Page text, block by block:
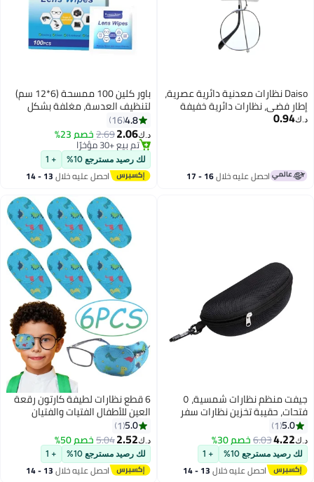
Daiso نظارات معدنية دائرية عصرية،
إطار فضي، نظارات دائرية خفيفة
الوزن للرجال والنساء، إكسسوار
د.ك‏0.94
احصل عليه خلال 16 - 17
باور كلين 100 ممسحة (6*12 سم)
لتنظيف العدسة، مغلفة بشكل
فردي، يمكن استخدامها لشاشة
الهاتف المحمول، الكمبيوتر اللوحي،
عدسة الكاميرا والشاشة الإلكترونية
الأخرى
4.8
16
د.ك‏2.06
2.69خصم 23%
#3 في مجموعة تنظيف العدسات
أقل سعر في السنة
تم بيع +30 مؤخرًا
#3 في مجموعة تنظيف العدسات
لك رصيد مسترجع 10% + 1
احصل عليه خلال 13 - 14
جيفت منظم نظارات شمسية، ٥
فتحات، حقيبة تخزين نظارات سفر
قابلة للطي، حامل نظارات معلق.
5.0
1
د.ك‏4.22
6.03خصم 30%
لك رصيد مسترجع 10% + 1
احصل عليه خلال 13 - 14
6 قطع نظارات لطيفة كارتون رقعة
العين للأطفال الفتيات والفتيان
اليمين واليسار قابلة لإعادة
الاستخدام غير منسوجة تغطية
كاملة رقع العين لعلاج الحول عند
الأطفال العين الكسولة الحول وبعد
الجراحة
5.0
1
د.ك‏2.52
5.04خصم 50%
لك رصيد مسترجع 10% + 1
احصل عليه خلال 13 - 14